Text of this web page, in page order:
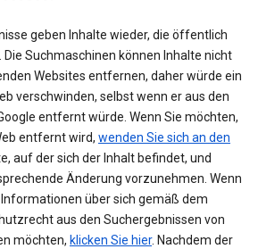
geben Inhalte wieder, die öffentlich
Suchmaschinen können Inhalte nicht
Websites entfernen, daher würde ein
verschwinden, selbst wenn er aus den
entfernt würde. Wenn Sie möchten,
entfernt wird, wenden Sie sich an den
auf der sich der Inhalt befindet, und
Änderung vorzunehmen. Wenn
über sich gemäß dem
aus den Suchergebnissen von
möchten, klicken Sie hier. Nachdem der